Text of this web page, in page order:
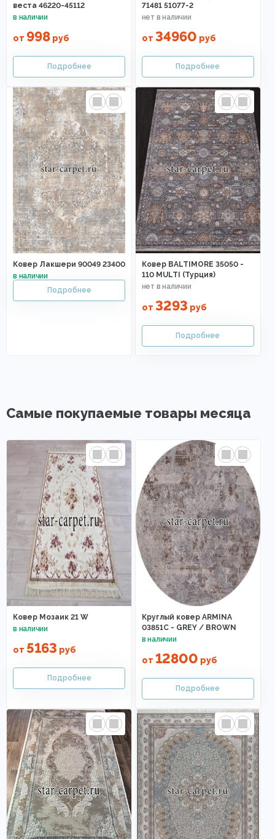
веста 46220-45112
от 998 руб
71481 51077-2
от 34960 руб
Ковер Лакшери 90049 23400
Ковер BALTIMORE 35050 -
110 MULTI (Турция)
от 3293 руб
Самые покупаемые товары месяца
Ковер Мозаик 21 W
от 5163 руб
Круглый ковер ARMINA
03851C - GREY / BROWN
от 12800 руб